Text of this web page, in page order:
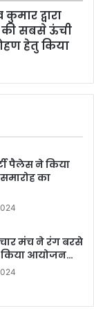
द्वारा
की सबसे ऊंची
हेतु किया
पैलेस ने किया
का
मंच ने रंग बरसे
किया आयोजन…